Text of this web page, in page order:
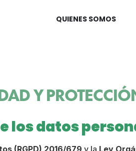
QUIENES SOMOS
Y
los datos
(RGPD) 2016/679 y la Ley